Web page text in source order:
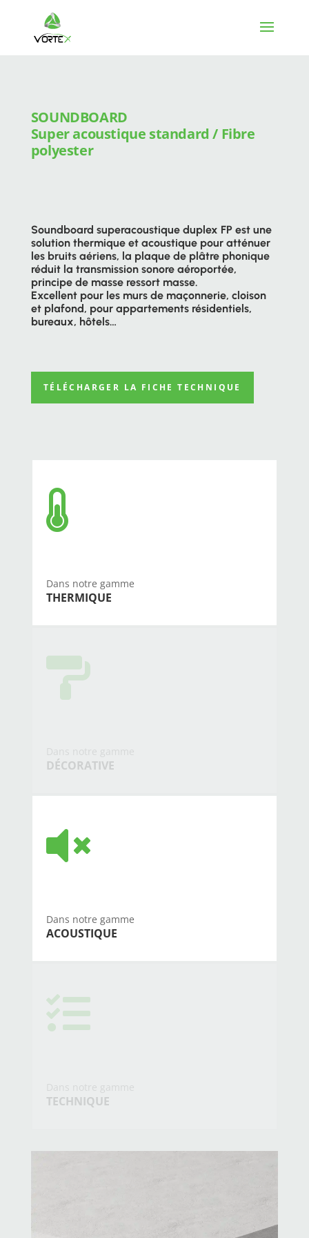
SOUNDBOARD
Super acoustique standard / Fibre
polyester
Soundboard superacoustique duplex FP est une
solution thermique et acoustique pour atténuer
les bruits aériens, la plaque de plâtre phonique
réduit la transmission sonore aéroportée,
principe de masse ressort masse.
Excellent pour les murs de maçonnerie, cloison
et plafond, pour appartements résidentiels,
bureaux, hôtels…
TÉLÉCHARGER LA FICHE TECHNIQUE

Dans notre gamme
THERMIQUE

DÉCORATIVE

Dans notre gamme
ACOUSTIQUE

TECHNIQUE